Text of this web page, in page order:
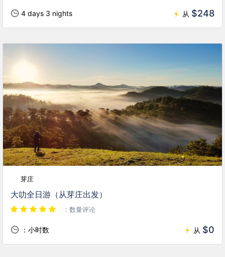
4 days 3 nights 从 $248
芽庄
大叻全日游（从芽庄出发）
：数量评论
：小时数 从 $0